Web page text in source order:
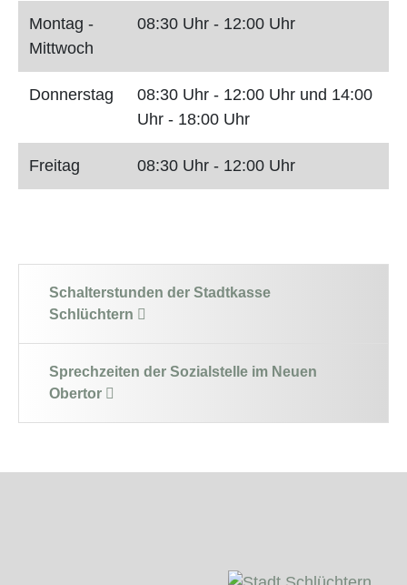
Montag -
Mittwoch
08:30 Uhr - 12:00 Uhr
Donnerstag
08:30 Uhr - 12:00 Uhr und 14:00
Uhr - 18:00 Uhr
Freitag 08:30 Uhr - 12:00 Uhr
Schalterstunden der Stadtkasse
Schlüchtern
Sprechzeiten der Sozialstelle im Neuen
Obertor